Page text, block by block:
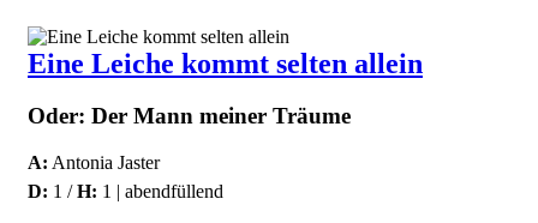
Eine Leiche kommt selten allein
Oder: Der Mann meiner Träume
A: Antonia Jaster
D: 1 /H: 1 | abendfüllend